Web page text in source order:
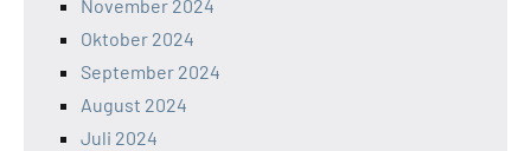
November 2024
Oktober 2024
September 2024
August 2024
Juli 2024